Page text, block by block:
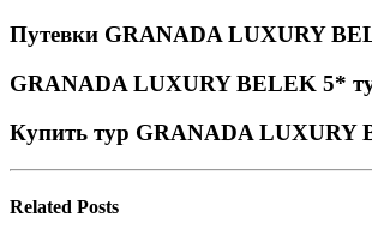
Путевки GRANADA LUXURY
GRANADA LUXURY BELEK 5*
Купить тур GRANADA LUXURY
Related Posts